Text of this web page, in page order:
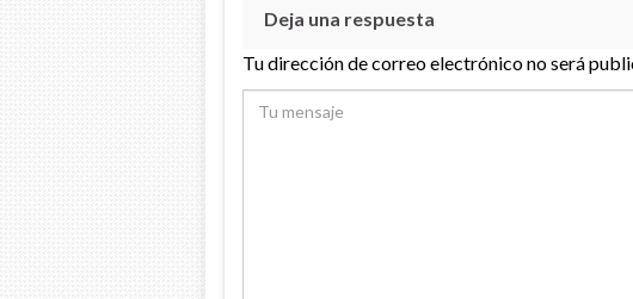
Deja una respuesta
Tu dirección de correo electrónico no será